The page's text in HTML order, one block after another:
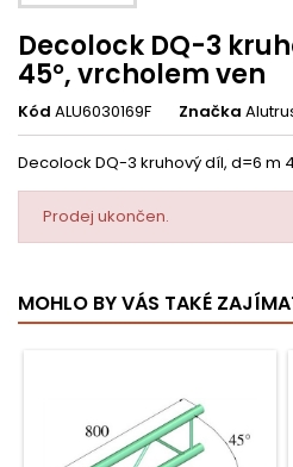
Decolock DQ-3
45°, vrcholem ven
Kód ALU6030169F Značka
Decolock DQ-3 kruhový díl, d=6 m
Prodej ukončen.
MOHLO BY VÁS TAKÉ